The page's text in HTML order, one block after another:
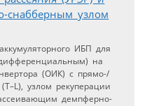
ИБП для
на
(ОИК) с прямо-/
узлом рекуперации
демпферно-